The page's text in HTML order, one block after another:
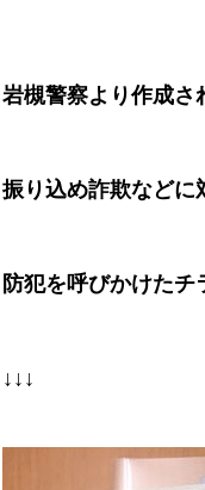
岩槻警察より作成さ
振り込め詐欺などに
防犯を呼びかけたチ
↓↓↓